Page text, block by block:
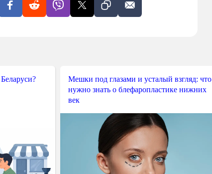
Мешки под глазами и усталый взгляд: что
нужно знать о блефаропластике нижних
век